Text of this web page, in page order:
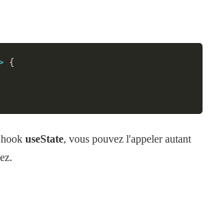
{
useState, vous pouvez l'appeler autant